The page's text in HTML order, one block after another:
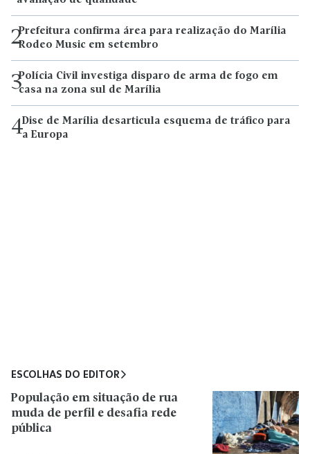
2Prefeitura confirma área para realização do Marília
Rodeo Music em setembro
3Polícia Civil investiga disparo de arma de fogo em
casa na zona sul de Marília
4Dise de Marília desarticula esquema de tráfico para
a Europa
ESCOLHAS DO EDITOR
População em situação de rua
muda de perfil e desafia rede
pública